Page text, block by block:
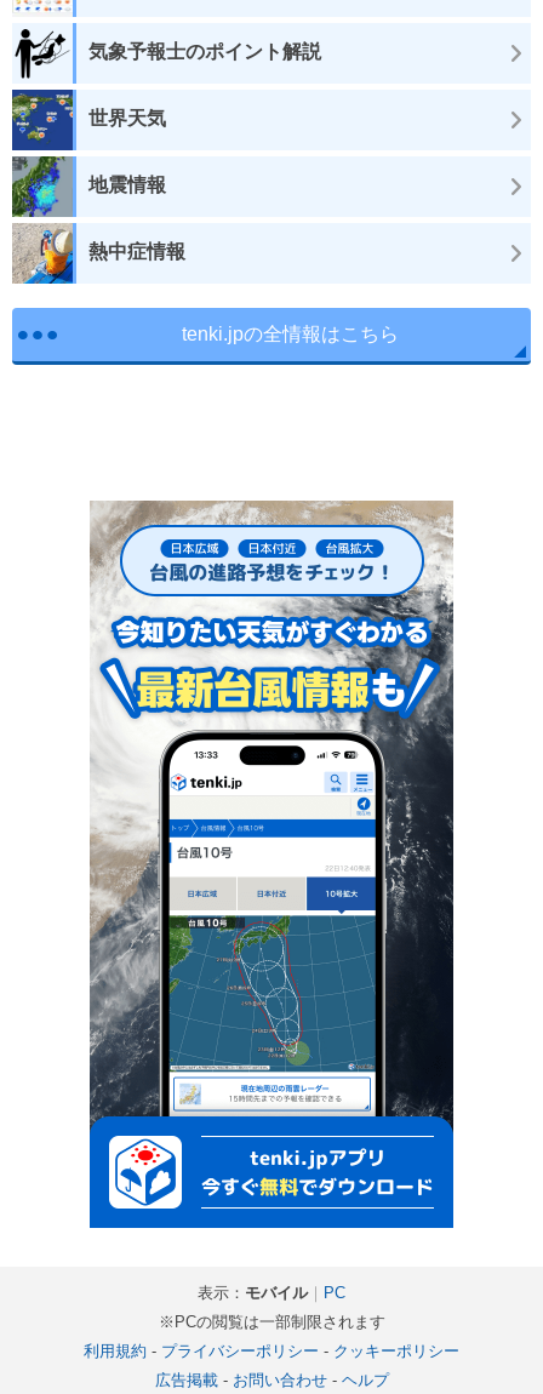
気象予報士のポイント解説
世界天気
地震情報
熱中症情報
tenki.jpの全情報はこちら
表示： モバイル｜ PC
※PCの閲覧は一部制限されます
利用規約 - プライバシーポリシー - クッキーポリシー
広告掲載- お問い合わせ- ヘルプ